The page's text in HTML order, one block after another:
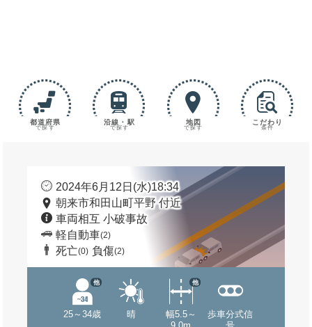
都道府県
で探す
沿線・駅
で探す
地図
で探す
こだわり
条件
2024年6月12日(水)18:34
朝来市和田山町平野 付近
車両相互 小破事故
軽自動車(2)
死亡(0) 負傷(2)
25～34歳
他
晴
幅5.5～
他
歩車分式信